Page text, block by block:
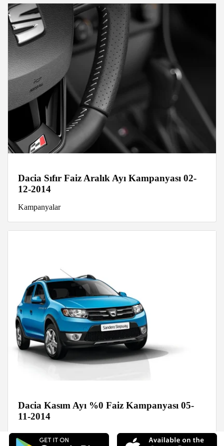
Dacia Sıfır Faiz Aralık Ayı Kampanyası 02-
12-2014
Kampanyalar
Dacia Kasım Ayı %0 Faiz Kampanyası 05-
11-2014
Haberler